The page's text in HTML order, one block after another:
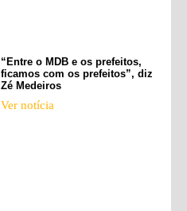
“Entre o MDB e os prefeitos,
ficamos com os prefeitos”, diz
Zé Medeiros
Ver notícia